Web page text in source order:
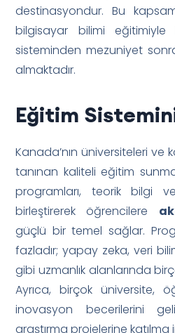
destinasyondur. Bu
bilgisayar bilimi
sisteminden mezuniyet
almaktadır.
Eğitim
Kanada’nın üniversiteleri ve
tanınan kaliteli eğitim
programları, teorik bilgi
birleştirerek öğrencilere
güçlü bir temel sağlar.
fazladır; yapay zeka, veri
gibi uzmanlık alanlarında
Ayrıca, birçok üniversite,
inovasyon becerilerini
araştırma projelerine katılma